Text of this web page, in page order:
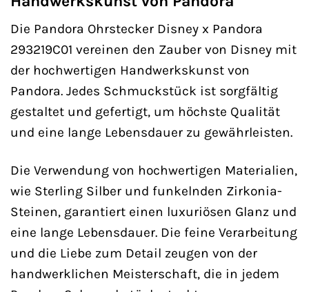
Die Pandora Ohrstecker Disney x Pandora
293219C01 vereinen den Zauber von Disney mit
der hochwertigen Handwerkskunst von
Pandora. Jedes Schmuckstück ist sorgfältig
gestaltet und gefertigt, um höchste Qualität
und eine lange Lebensdauer zu gewährleisten.
Die Verwendung von hochwertigen Materialien,
wie Sterling Silber und funkelnden Zirkonia-
Steinen, garantiert einen luxuriösen Glanz und
eine lange Lebensdauer. Die feine Verarbeitung
und die Liebe zum Detail zeugen von der
handwerklichen Meisterschaft, die in jedem